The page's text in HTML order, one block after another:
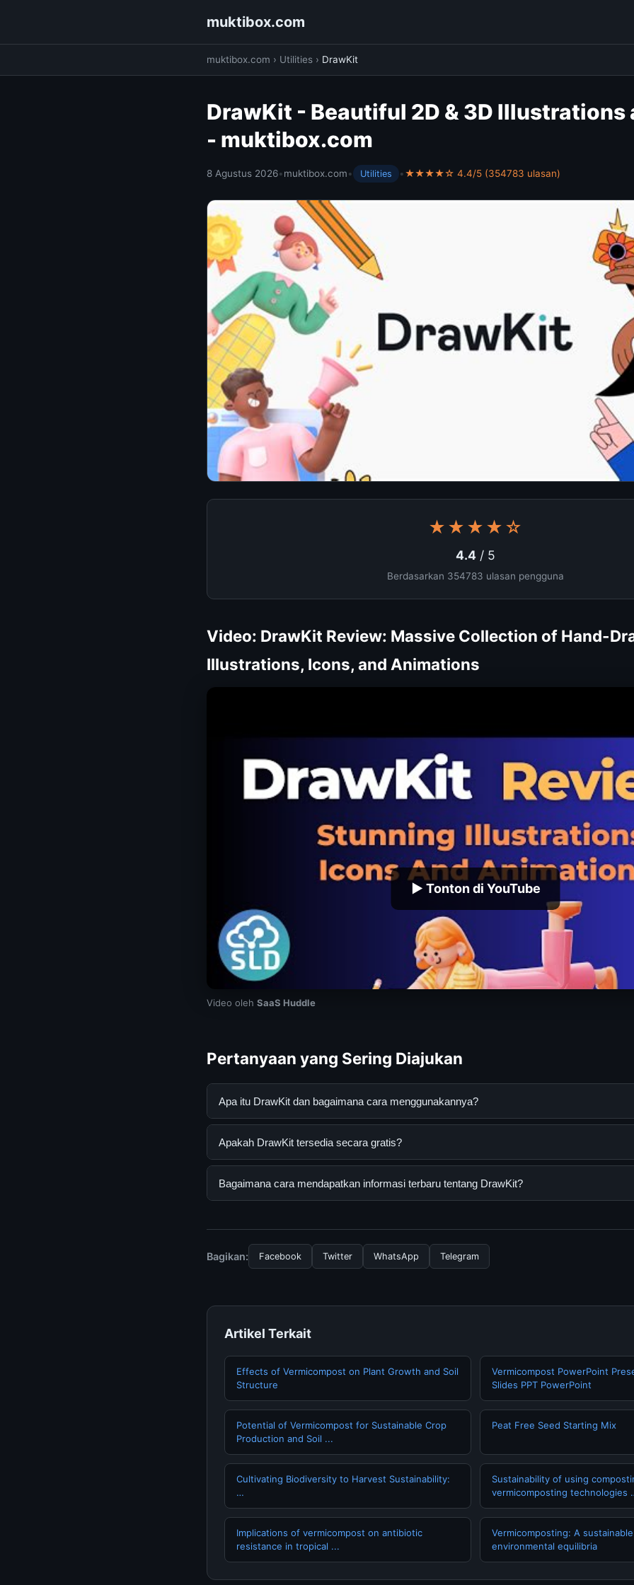
muktibox.com
muktibox.com › Utilities › DrawKit
DrawKit - Beautiful 2D & 3D Illustrations
- muktibox.com
8 Agustus 2026•muktibox.com• Utilities •★★★★☆ 4.4/5 (354783 ulasan)
★★★★☆
4.4 / 5
Berdasarkan 354783 ulasan pengguna
Video: DrawKit Review: Massive Collection of Hand-
Illustrations, Icons, and Animations
▶ Tonton di YouTube
Video oleh SaaS Huddle
Pertanyaan yang Sering Diajukan
Apa itu DrawKit dan bagaimana cara menggunakannya?
DrawKit adalah layanan digital yang dirancang untuk membantu pengguna
yang tersedia.
Apakah DrawKit tersedia secara gratis?
Ya, DrawKit dapat diakses secara gratis oleh semua pengguna. Tidak ada biaya
Bagaimana cara mendapatkan informasi terbaru tentang DrawKit?
Bagikan:
Facebook Twitter WhatsApp Telegram
Artikel Terkait
Effects of Vermicompost on Plant Growth and Soil
Structure
Vermicompost PowerPoint
Slides PPT PowerPoint
Potential of Vermicompost for Sustainable Crop
Production and Soil ...
Peat Free Seed Starting Mix
Cultivating Biodiversity to Harvest Sustainability:
…
Sustainability of using
vermicomposting technologies
Implications of vermicompost on antibiotic
resistance in tropical ...
Vermicomposting: A
environmental equilibria